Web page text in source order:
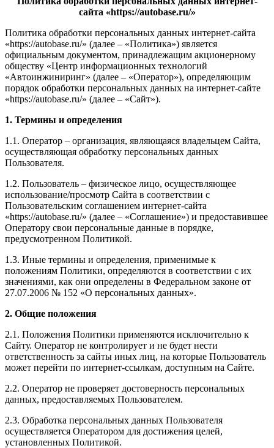
сайта «https://autobase.ru/»
Политика обработки персональных данных интернет-сайта
«https://autobase.ru/» (далее – «Политика») является
официальным документом, принадлежащим акционерному
обществу «Центр информационных технологий
«Автоинжиниринг» (далее – «Оператор»), определяющим
порядок обработки персональных данных на интернет-сайте
«https://autobase.ru/» (далее – «Сайт»).
1. Термины и определения
1.1. Оператор – организация, являющаяся владельцем Сайта,
осуществляющая обработку персональных данных
Пользователя.
1.2. Пользователь – физическое лицо, осуществляющее
использование/просмотр Сайта в соответствии с
Пользовательским соглашением интернет-сайта
«https://autobase.ru/» (далее – «Соглашение») и предоставившее
Оператору свои персональные данные в порядке,
предусмотренном Политикой.
1.3. Иные термины и определения, применимые к
положениям Политики, определяются в соответствии с их
значениями, как они определены в Федеральном законе от
27.07.2006 № 152 «О персональных данных».
2. Общие положения
2.1. Положения Политики применяются исключительно к
Сайту. Оператор не контролирует и не будет нести
ответственность за сайты иных лиц, на которые Пользователь
может перейти по интернет-ссылкам, доступным на Сайте.
2.2. Оператор не проверяет достоверность персональных
данных, предоставляемых Пользователем.
2.3. Обработка персональных данных Пользователя
осуществляется Оператором для достижения целей,
установленных Политикой.